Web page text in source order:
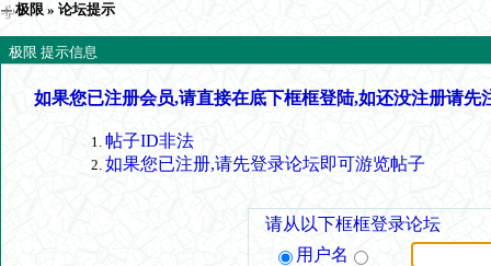
极限 » 论坛提示
极限 提示信息
如果您已注册会员,请直接在底下框框登陆,如还没注册请先
帖子ID非法
如果您已注册,请先登录论坛即可游览帖子
请从以下框框登录论坛
用户名